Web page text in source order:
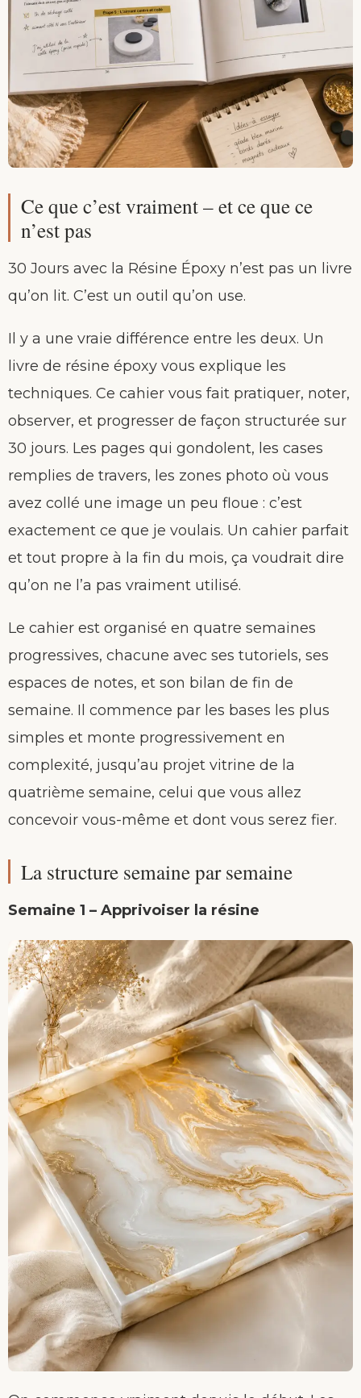
Ce que c’est vraiment – et ce que ce
n’est pas
30 Jours avec la Résine Époxy n’est pas un livre
qu’on lit. C’est un outil qu’on use.
Il y a une vraie différence entre les deux. Un
livre de résine époxy vous explique les
techniques. Ce cahier vous fait pratiquer, noter,
observer, et progresser de façon structurée sur
30 jours. Les pages qui gondolent, les cases
remplies de travers, les zones photo où vous
avez collé une image un peu floue : c’est
exactement ce que je voulais. Un cahier parfait
et tout propre à la fin du mois, ça voudrait dire
qu’on ne l’a pas vraiment utilisé.
Le cahier est organisé en quatre semaines
progressives, chacune avec ses tutoriels, ses
espaces de notes, et son bilan de fin de
semaine. Il commence par les bases les plus
simples et monte progressivement en
complexité, jusqu’au projet vitrine de la
quatrième semaine, celui que vous allez
concevoir vous-même et dont vous serez fier.
La structure semaine par semaine
Semaine 1 – Apprivoiser la résine